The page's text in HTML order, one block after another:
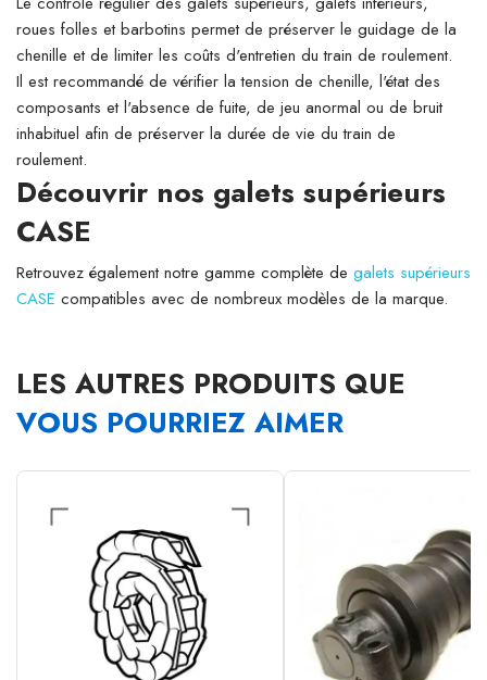
roues folles et barbotins permet de préserver le guidage de la
chenille et de limiter les coûts d'entretien du train de roulement.
Il est recommandé de vérifier la tension de chenille, l'état des
composants et l'absence de fuite, de jeu anormal ou de bruit
inhabituel afin de préserver la durée de vie du train de
roulement.
Découvrir nos galets supérieurs
CASE
Retrouvez également notre gamme complète de galets supérieurs
CASE compatibles avec de nombreux modèles de la marque.
LES AUTRES PRODUITS QUE
VOUS POURRIEZ AIMER